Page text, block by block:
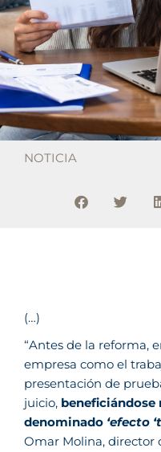
NOTICIA
(…)
“Antes de la reforma,
empresa como el
presentación de
juicio, beneficiándose
denominado ‘efecto
Omar Molina, director